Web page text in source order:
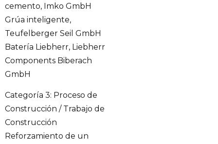
cemento, Imko GmbH
Grúa inteligente,
Teufelberger Seil GmbH
Batería Liebherr, Liebherr
Components Biberach
GmbH
Categoría 3: Proceso de
Construcción / Trabajo de
Construcción
Reforzamiento de un